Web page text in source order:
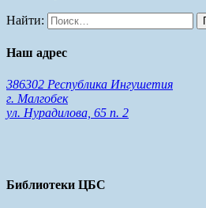
Найти:
Наш адрес
386302 Республика Ингушетия
г. Малгобек
ул. Нурадилова, 65 п. 2
Библиотеки ЦБС